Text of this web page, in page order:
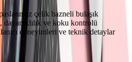
çelik hazneli bulaşık
ve koku kontrolü
deneyimleri ve teknik detaylar